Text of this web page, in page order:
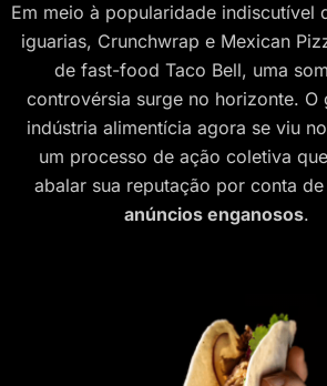
Em meio à popularidade indiscutível
iguarias, Crunchwrap e Mexican
de fast-food Taco Bell, uma
controvérsia surge no horizonte. O
indústria alimentícia agora se viu
um processo de ação coletiva
abalar sua reputação por conta
anúncios enganosos.